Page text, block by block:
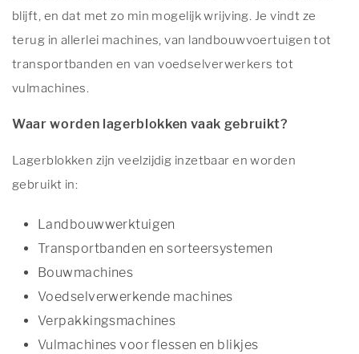
blijft, en dat met zo min mogelijk wrijving. Je vindt ze
terug in allerlei machines, van landbouwvoertuigen tot
transportbanden en van voedselverwerkers tot
vulmachines.
Waar worden lagerblokken vaak gebruikt?
Lagerblokken zijn veelzijdig inzetbaar en worden
gebruikt in:
Landbouwwerktuigen
Transportbanden en sorteersystemen
Bouwmachines
Voedselverwerkende machines
Verpakkingsmachines
Vulmachines voor flessen en blikjes